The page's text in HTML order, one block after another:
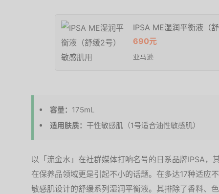
IPSA ME湿润平衡液（
690元
亚马逊
容量： 175mL
适用肤质： 干性敏感肌（1号适合油性敏感肌）
以「流金水」在社群媒体打响名号的日系品牌IPSA，
在保养品领域更是引起不小的话题。在多达17种适应
敏感肌设计的舒缓系列湿润平衡液。其排除了香料、